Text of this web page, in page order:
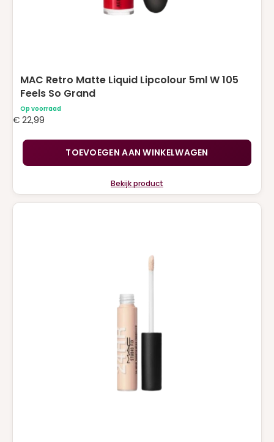
MAC Retro Matte Liquid Lipcolour 5ml W 105
Feels So Grand
Op voorraad
€ 22,99
TOEVOEGEN AAN WINKELWAGEN
Bekijk product